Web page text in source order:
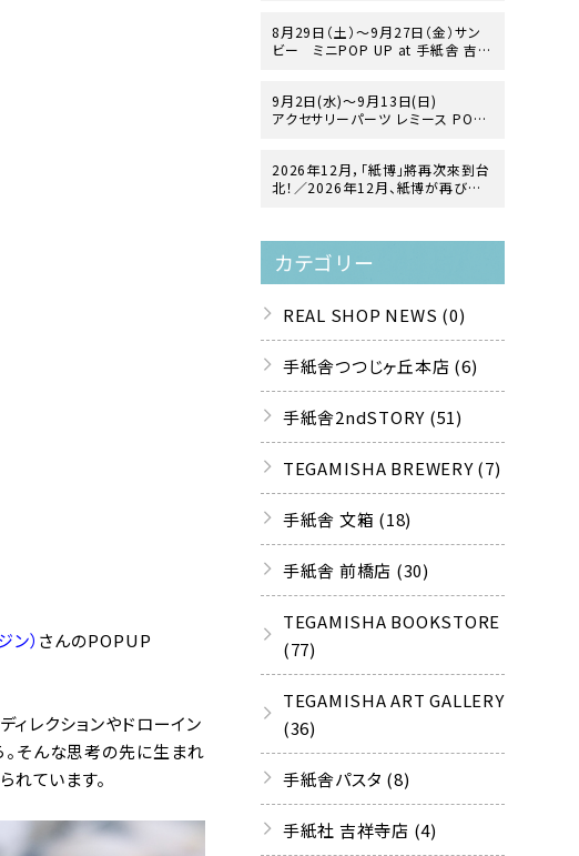
） さんのPOPUP
ィレクションやドローイン
。そんな思考の先に生まれ
れています。
8月29日（土）〜9月27日（金）サン
ビー ミニPOP UP at 手紙舎 吉祥
9月2日(水)～9月13日(日)
アクセサリーパーツ レミース POP
at 手紙舎 2nd STORY
2026年12月，「紙博」將再次來到台
北！／2026年12月、紙博が再び台
カテゴリー
REAL SHOP NEWS (0)
手紙舎つつじヶ丘本店 (6)
手紙舎2ndSTORY (51)
TEGAMISHA BREWERY (7)
手紙舎 文箱 (18)
手紙舎 前橋店 (30)
TEGAMISHA BOOKSTORE
(77)
TEGAMISHA ART GALLERY
(36)
手紙舎パスタ (8)
手紙社 吉祥寺店 (4)